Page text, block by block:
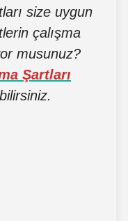
size uygun
çalışma
musunuz?
Şartları